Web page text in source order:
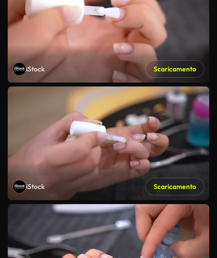
iStock Scaricamento
iStock Scaricamento